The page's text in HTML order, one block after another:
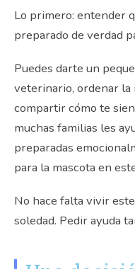
Lo primero: entender
preparado de verdad
Puedes darte un
veterinario, ordenar la
compartir cómo te
muchas familias les
preparadas
para la mascota en
No hace falta vivir
soledad. Pedir ayuda